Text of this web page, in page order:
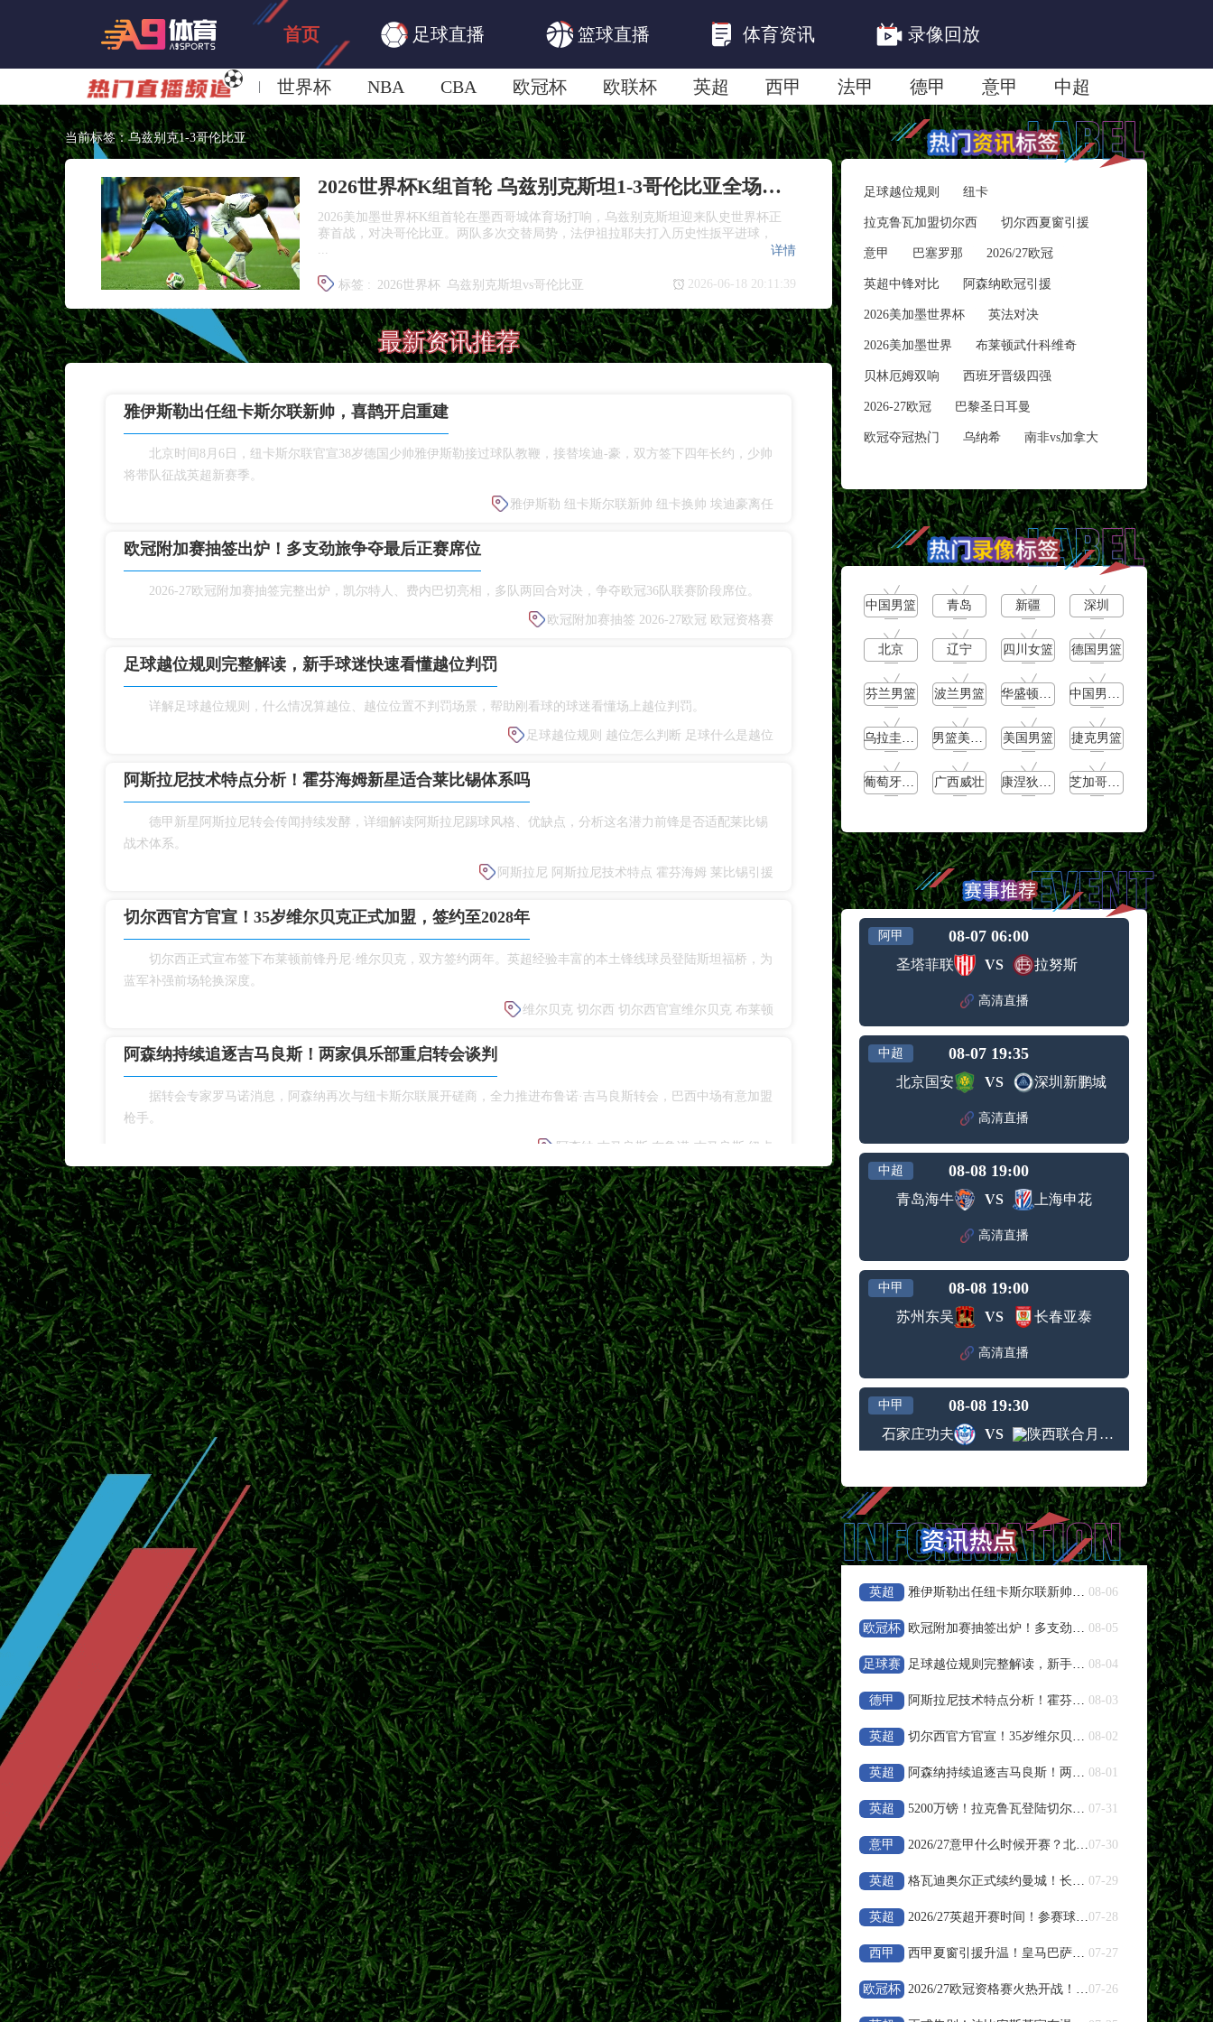
首页 足球直播 篮球直播 体育资讯 录像回放
世界杯 NBA CBA 欧冠杯 欧联杯 英超 西甲 法甲 德甲 意甲 中超
欧洲杯 澳超 美洲杯 亚冠杯 世俱杯 欧国联A级联赛赛程安排 亚冠精英首轮赛况
当前标签：乌兹别克1-3哥伦比亚
2026世界杯K组首轮 乌兹别克斯坦1-3哥伦比亚全场战报
2026美加墨世界杯K组首轮在墨西哥城体育场打响，乌兹别克斯坦迎来队史世界杯正
赛首战，对决哥伦比亚。两队多次交替局势，法伊祖拉耶夫打入历史性扳平进球，
...
标签 : 2026世界杯 乌兹别克斯坦vs哥伦比亚
乌兹别克1-3哥伦比亚 世界杯K组战报
详情
2026-06-18 20:11:39
最新资讯推荐
雅伊斯勒出任纽卡斯尔联新帅，喜鹊开启重建
北京时间8月6日，纽卡斯尔联官宣38岁德国少帅雅伊斯勒接过球队教鞭，接替埃迪‑豪，双方签下四年长约，少帅
将带队征战英超新赛季。
雅伊斯勒 纽卡斯尔联新帅 纽卡换帅 埃迪豪离任
欧冠附加赛抽签出炉！多支劲旅争夺最后正赛席位
2026‑27欧冠附加赛抽签完整出炉，凯尔特人、费内巴切亮相，多队两回合对决，争夺欧冠36队联赛阶段席位。
欧冠附加赛抽签 2026‑27欧冠 欧冠资格赛
足球越位规则完整解读，新手球迷快速看懂越位判罚
详解足球越位规则，什么情况算越位、越位位置不判罚场景，帮助刚看球的球迷看懂场上越位判罚。
足球越位规则 越位怎么判断 足球什么是越位
阿斯拉尼技术特点分析！霍芬海姆新星适合莱比锡体系吗
德甲新星阿斯拉尼转会传闻持续发酵，详细解读阿斯拉尼踢球风格、优缺点，分析这名潜力前锋是否适配莱比锡
战术体系。
阿斯拉尼 阿斯拉尼技术特点 霍芬海姆 莱比锡引援
切尔西官方官宣！35岁维尔贝克正式加盟，签约至2028年
切尔西正式宣布签下布莱顿前锋丹尼·维尔贝克，双方签约两年。英超经验丰富的本土锋线球员登陆斯坦福桥，为
蓝军补强前场轮换深度。
维尔贝克 切尔西 切尔西官宣维尔贝克 布莱顿
阿森纳持续追逐吉马良斯！两家俱乐部重启转会谈判
据转会专家罗马诺消息，阿森纳再次与纽卡斯尔联展开磋商，全力推进布鲁诺·吉马良斯转会，巴西中场有意加盟
枪手。
阿森纳 吉马良斯 布鲁诺·吉马良斯 纽卡
5200万镑！拉克鲁瓦登陆切尔西 蓝军补强后防
北京时间7月30日切尔西官宣，水晶宫中卫马克尚斯·拉克鲁瓦正式转会斯坦福桥，转会费5200万英镑，签约至
2032年。
拉克鲁瓦加盟切尔西 马克尚斯·拉克鲁瓦 切尔西夏窗引援 切尔西后卫
2026/27意甲什么时候开赛？北京时间、参赛球队、总轮次汇
2026/27赛季意甲正式开赛时间公布，国内观赛北京时间、参赛球队、国家队休赛、圣诞休赛一文看懂。
意甲新赛季开赛日期 2026/27意甲赛程节点 意甲升班马 意甲
格瓦迪奥尔正式续约曼城！长期合约锁定至2031年
7月28日曼城官宣格瓦迪奥尔续约，约什科·格瓦迪奥尔长留伊蒂哈德，合同至2031年，稳固曼城后防核心阵容。
格瓦迪奥尔 曼城续约 约什科·格瓦迪奥尔 曼城后防
2026/27英超开赛时间！参赛球队、轮次与黄牌停赛规则
2026-27赛季英超赛程出炉，查询开赛日期、20支参赛队伍、总轮数，详解英超累计黄牌停赛规则。
2026/27英超 英超开赛时间 英超一共有多少轮 英超黄牌停赛规则
西甲夏窗引援升温！皇马巴萨补强备战新赛季
2026西甲夏窗进入关键阶段，皇马、巴萨持续推进引援谈判。多名世界杯国脚陆续归队，联赛将于8月中旬打
响。
·西甲 2026/27西甲 皇马 巴塞罗那
2026/27欧冠资格赛火热开战！7个正赛名额争夺开启
2026/27赛季欧冠资格赛激战正酣，各路球队全力冲击36队联赛阶段剩余席位。豪门加紧阵容磨合，向着欧冠冠军
发起冲击。
2026/27欧冠 欧冠资格赛 欧冠联赛阶段 欧冠附加赛
正式告别！法比安斯基宣布退役，结束22年绿茵生涯
北京时间7月25日，波兰门将法比安斯基通过社交平台官宣退役。曾效力阿森纳、西汉姆联，斩获足总杯、欧协
联冠军，英超老牌门神正式挂靴。
足球越位规则 纽卡
拉克鲁瓦加盟切尔西 切尔西夏窗引援
意甲 巴塞罗那 2026/27欧冠
英超中锋对比 阿森纳欧冠引援
2026美加墨世界杯 英法对决
2026美加墨世界 布莱顿武什科维奇
贝林厄姆双响 西班牙晋级四强
2026-27欧冠 巴黎圣日耳曼
欧冠夺冠热门 乌纳希 南非vs加拿大
中国男篮 青岛 新疆 深圳
北京 辽宁 四川女篮 德国男篮
芬兰男篮 波兰男篮 华盛顿神秘人 中国男篮U16
乌拉圭男篮 男篮美洲杯 美国男篮 捷克男篮
葡萄牙男篮 广西威壮 康涅狄格太阳 芝加哥天空
阿甲 08-07 06:00
圣塔菲联 VS 拉努斯
高清直播
中超 08-07 19:35
北京国安 VS 深圳新鹏城
高清直播
中超 08-08 19:00
青岛海牛 VS 上海申花
高清直播
中甲 08-08 19:00
苏州东吴 VS 长春亚泰
高清直播
中甲 08-08 19:30
石家庄功夫 VS 陕西联合月亮泊队
中甲 08-08 19:30
梅州客家 VS 佛山南狮
高清直播
中甲
南京城市 VS 南通支云
高清直播
中超 08-08 19:35
中超 08-08 20:00
英超 雅伊斯勒出任纽卡斯尔联新帅，喜鹊开启重建 08-06
欧冠杯 欧冠附加赛抽签出炉！多支劲旅争夺最后正赛席位 08-05
足球赛
足球越位规则完整解读，新手球迷快速看懂越位判罚 08-04
德甲 阿斯拉尼技术特点分析！霍芬海姆新星适合莱比锡体系吗 08-03
英超 切尔西官方官宣！35岁维尔贝克正式加盟，签约至2028年 08-02
英超 阿森纳持续追逐吉马良斯！两家俱乐部重启转会谈判 08-01
英超 5200万镑！拉克鲁瓦登陆切尔西 蓝军补强后防 07-31
意甲 2026/27意甲什么时候开赛？北京时间、参赛球队、总轮次汇07-30
英超 格瓦迪奥尔正式续约曼城！长期合约锁定至2031年 07-29
英超 2026/27英超开赛时间！参赛球队、轮次与黄牌停赛规则07-28
西甲 西甲夏窗引援升温！皇马巴萨补强备战新赛季 07-27
欧冠杯 2026/27欧冠资格赛火热开战！7个正赛名额争夺开启07-26